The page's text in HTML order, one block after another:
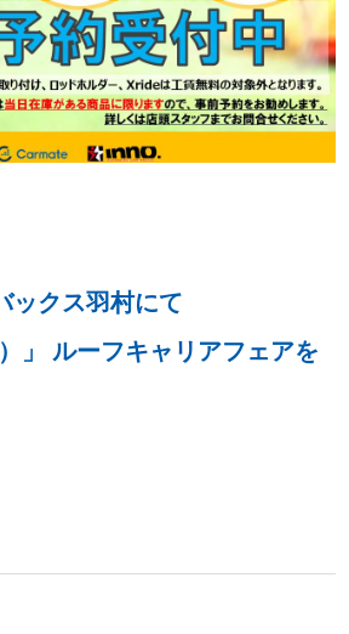
ックス羽村にて
」 ルーフキャリアフェアを